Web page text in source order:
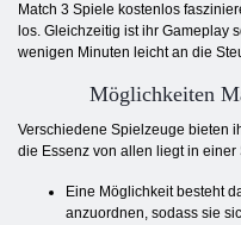
Match 3 Spiele kostenlos
los. Gleichzeitig ist ihr Gameplay
wenigen Minuten leicht an die
Möglichkeiten
Verschiedene Spielzeuge bieten
die Essenz von allen liegt in einer
Eine Möglichkeit besteht
anzuordnen, sodass sie